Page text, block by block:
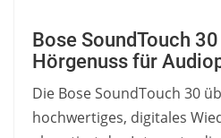
Bose SoundTouch
Hörgenuss für
Die Bose SoundTouch 30
hochwertiges, digitales